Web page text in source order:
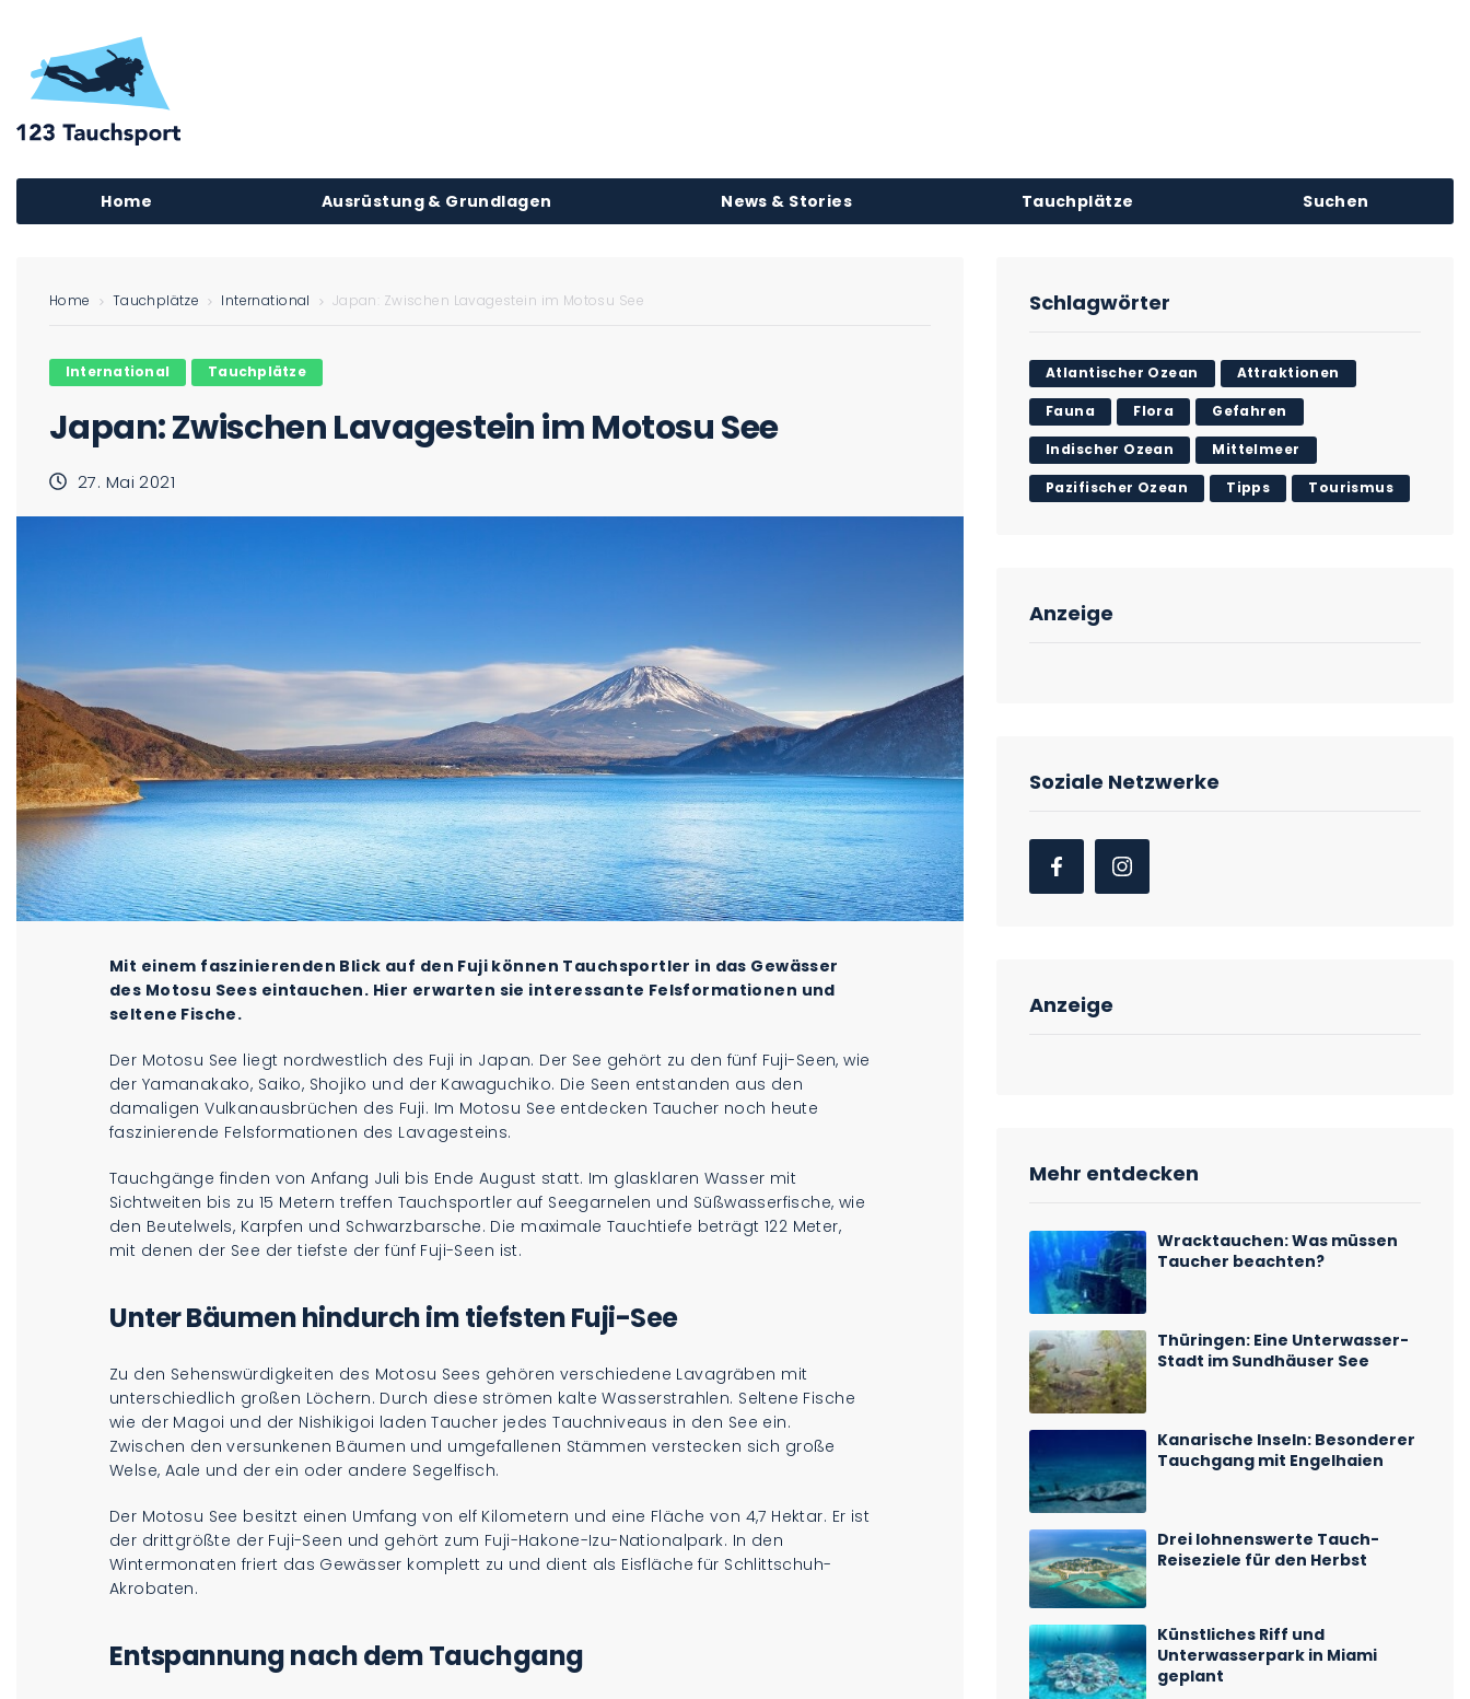
Home Ausrüstung & Grundlagen News & Stories Tauchplätze Suchen
Home Tauchplätze International Japan: Zwischen Lavagestein im Motosu See
International Tauchplätze
Japan: Zwischen Lavagestein im Motosu See
27. Mai 2021
Mit einem faszinierenden Blick auf den Fuji können Tauchsportler in das Gewässer
des Motosu Sees eintauchen. Hier erwarten sie interessante Felsformationen und
seltene Fische.
Der Motosu See liegt nordwestlich des Fuji in Japan. Der See gehört zu den fünf Fuji-Seen, wie
der Yamanakako, Saiko, Shojiko und der Kawaguchiko. Die Seen entstanden aus den
damaligen Vulkanausbrüchen des Fuji. Im Motosu See entdecken Taucher noch heute
faszinierende Felsformationen des Lavagesteins.
Tauchgänge finden von Anfang Juli bis Ende August statt. Im glasklaren Wasser mit
Sichtweiten bis zu 15 Metern treffen Tauchsportler auf Seegarnelen und Süßwasserfische, wie
den Beutelwels, Karpfen und Schwarzbarsche. Die maximale Tauchtiefe beträgt 122 Meter,
mit denen der See der tiefste der fünf Fuji-Seen ist.
Unter Bäumen hindurch im tiefsten Fuji-See
Zu den Sehenswürdigkeiten des Motosu Sees gehören verschiedene Lavagräben mit
unterschiedlich großen Löchern. Durch diese strömen kalte Wasserstrahlen. Seltene Fische
wie der Magoi und der Nishikigoi laden Taucher jedes Tauchniveaus in den See ein.
Zwischen den versunkenen Bäumen und umgefallenen Stämmen verstecken sich große
Welse, Aale und der ein oder andere Segelfisch.
Der Motosu See besitzt einen Umfang von elf Kilometern und eine Fläche von 4,7 Hektar. Er ist
der drittgrößte der Fuji-Seen und gehört zum Fuji-Hakone-Izu-Nationalpark. In den
Wintermonaten friert das Gewässer komplett zu und dient als Eisfläche für Schlittschuh-
Akrobaten.
Entspannung nach dem Tauchgang
Schlagwörter
Atlantischer Ozean Attraktionen
Fauna Flora Gefahren
Indischer Ozean Mittelmeer
Pazifischer Ozean Tipps Tourismus
Anzeige
Soziale Netzwerke
Anzeige
Mehr entdecken
Wracktauchen: Was müssen
Taucher beachten?
Thüringen: Eine Unterwasser-
Stadt im Sundhäuser See
Kanarische Inseln: Besonderer
Tauchgang mit Engelhaien
Drei lohnenswerte Tauch-
Reiseziele für den Herbst
Künstliches Riff und
Unterwasserpark in Miami
geplant